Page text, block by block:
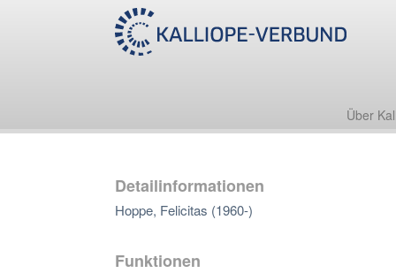
Über
Detailinformationen
Hoppe, Felicitas (1960-)
Funktionen